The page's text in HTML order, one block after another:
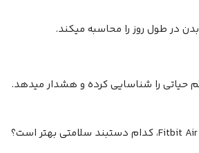
در طول روز را محاسبه میکند.
حیاتی را شناسایی کرده و هشدار میدهد.